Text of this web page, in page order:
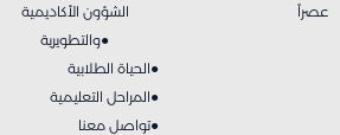
الشؤون الأكاديمية
والتطويرية●
الحياة الطلابية●
المراحل التعليمية●
تواصل معنا●
عصراً